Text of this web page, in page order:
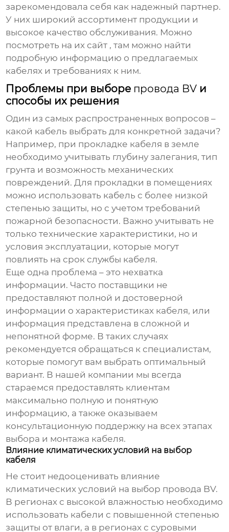
зарекомендовала себя как надежный партнер.
У них широкий ассортимент продукции и
высокое качество обслуживания. Можно
посмотреть на их сайт , там можно найти
подробную информацию о предлагаемых
кабелях и требованиях к ним.
Проблемы при выборе провода BV и
способы их решения
Один из самых распространенных вопросов –
какой кабель выбрать для конкретной задачи?
Например, при прокладке кабеля в земле
необходимо учитывать глубину залегания, тип
грунта и возможность механических
повреждений. Для прокладки в помещениях
можно использовать кабель с более низкой
степенью защиты, но с учетом требований
пожарной безопасности. Важно учитывать не
только технические характеристики, но и
условия эксплуатации, которые могут
повлиять на срок службы кабеля.
Еще одна проблема – это нехватка
информации. Часто поставщики не
предоставляют полной и достоверной
информации о характеристиках кабеля, или
информация представлена в сложной и
непонятной форме. В таких случаях
рекомендуется обращаться к специалистам,
которые помогут вам выбрать оптимальный
вариант. В нашей компании мы всегда
стараемся предоставлять клиентам
максимально полную и понятную
информацию, а также оказываем
консультационную поддержку на всех этапах
выбора и монтажа кабеля.
Влияние климатических условий на выбор
кабеля
Не стоит недооценивать влияние
климатических условий на выбор провода BV.
В регионах с высокой влажностью необходимо
использовать кабели с повышенной степенью
защиты от влаги, а в регионах с суровыми